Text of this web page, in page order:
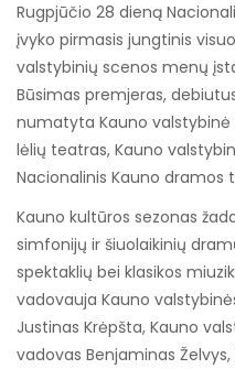
Rugpjūčio 28 dieną
įvyko pirmasis jungtinis
valstybinių scenos menų
Būsimas premjeras,
numatyta Kauno valstybinė
lėlių teatras, Kauno
Nacionalinis Kauno dramos
Kauno kultūros sezonas
simfonijų ir šiuolaikinių
spektaklių bei klasikos
vadovauja Kauno
Justinas Krėpšta, Kauno
vadovas Benjaminas